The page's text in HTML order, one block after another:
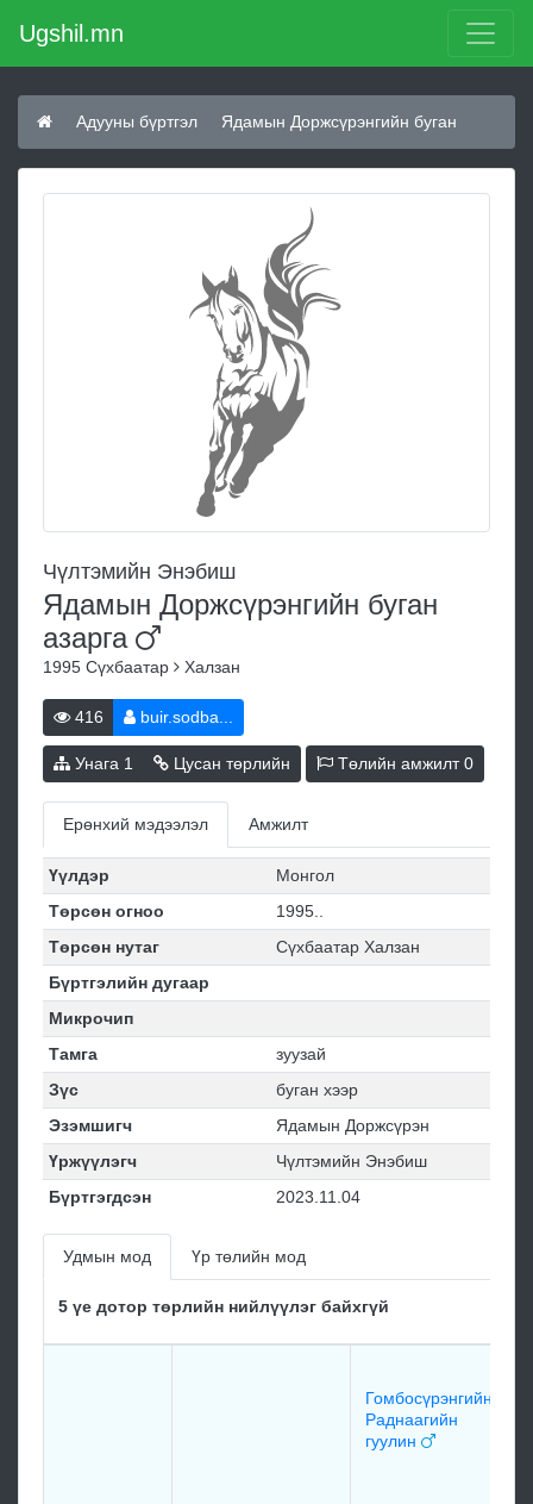
Ugshil.mn
Адууны бүртгэл Ядамын Доржсүрэнгийн буган
Чүлтэмийн Энэбиш
Ядамын Доржсүрэнгийн буган
азарга
1995 Сүхбаатар Халзан
416 buir.sodba...
Унага 1 Цусан төрлийн Төлийн амжилт0
Ерөнхий мэдээлэл Амжилт
Үүлдэр
Монгол
Төрсөн огноо
1995..
Төрсөн нутаг
Сүхбаатар Халзан
Бүртгэлийн дугаар
Микрочип
Тамга
зуузай
Зүс
буган хээр
Эзэмшигч
Ядамын Доржсүрэн
Үржүүлэгч
Чүлтэмийн Энэбиш
Бүртгэгдсэн
2023.11.04
Удмын мод Үр төлийн мод
5 үе дотор төрлийн нийлүүлэг байхгүй
Гомбосүрэнгийн
Раднаагийн
гуулин